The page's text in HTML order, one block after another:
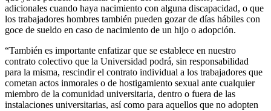
adicionales cuando haya nacimiento con alguna discapacidad, o que
los trabajadores hombres también pueden gozar de días hábiles con
goce de sueldo en caso de nacimiento de un hijo o adopción.
“También es importante enfatizar que se establece en nuestro
contrato colectivo que la Universidad podrá, sin responsabilidad
para la misma, rescindir el contrato individual a los trabajadores que
cometan actos inmorales o de hostigamiento sexual ante cualquier
miembro de la comunidad universitaria, dentro o fuera de las
instalaciones universitarias, así como para aquellos que no adopten